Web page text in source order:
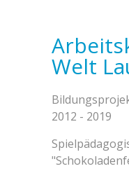
Welt
2012 - 2019